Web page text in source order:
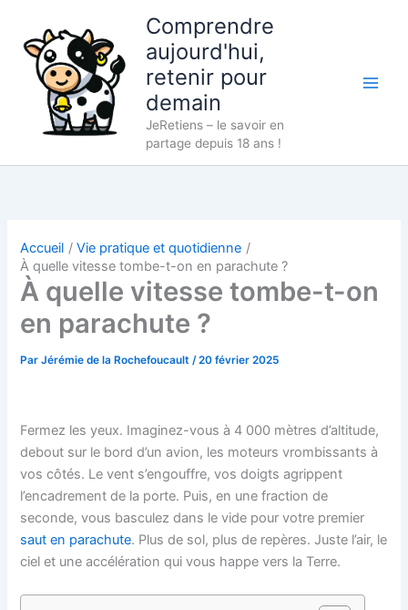
contenu
Comprendre
aujourd'hui,
retenir pour
demain
JeRetiens – le savoir en
partage depuis 18 ans !
Accueil
Vie pratique et quotidienne
À quelle vitesse tombe-t-on en parachute ?
À quelle vitesse tombe-t-on
en parachute ?
ParJérémie de la Rochefoucault/20 février 2025
Fermez les yeux. Imaginez-vous à 4 000 mètres d’altitude,
debout sur le bord d’un avion, les moteurs vrombissants à
vos côtés. Le vent s’engouffre, vos doigts agrippent
l’encadrement de la porte. Puis, en une fraction de
seconde, vous basculez dans le vide pour votre premier
saut en parachute. Plus de sol, plus de repères. Juste l’air, le
ciel et une accélération qui vous happe vers la Terre.